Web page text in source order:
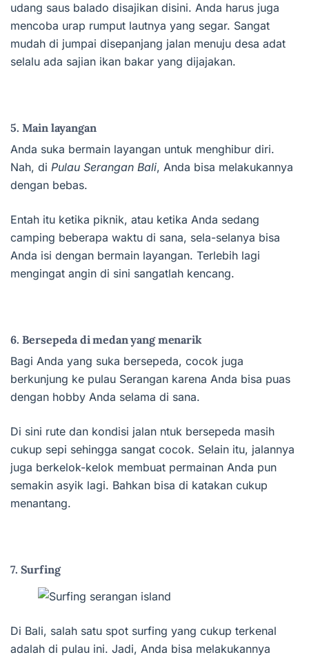
udang saus balado disajikan disini. Anda harus juga
mencoba urap rumput lautnya yang segar. Sangat
mudah di jumpai disepanjang jalan menuju desa adat
selalu ada sajian ikan bakar yang dijajakan.
5. Main layangan
Anda suka bermain layangan untuk menghibur diri.
Nah, di Pulau Serangan Bali, Anda bisa melakukannya
dengan bebas.
Entah itu ketika piknik, atau ketika Anda sedang
camping beberapa waktu di sana, sela-selanya bisa
Anda isi dengan bermain layangan. Terlebih lagi
mengingat angin di sini sangatlah kencang.
6. Bersepeda di medan yang menarik
Bagi Anda yang suka bersepeda, cocok juga
berkunjung ke pulau Serangan karena Anda bisa puas
dengan hobby Anda selama di sana.
Di sini rute dan kondisi jalan ntuk bersepeda masih
cukup sepi sehingga sangat cocok. Selain itu, jalannya
juga berkelok-kelok membuat permainan Anda pun
semakin asyik lagi. Bahkan bisa di katakan cukup
menantang.
7. Surfing
Di Bali, salah satu spot surfing yang cukup terkenal
adalah di pulau ini. Jadi, Anda bisa melakukannya